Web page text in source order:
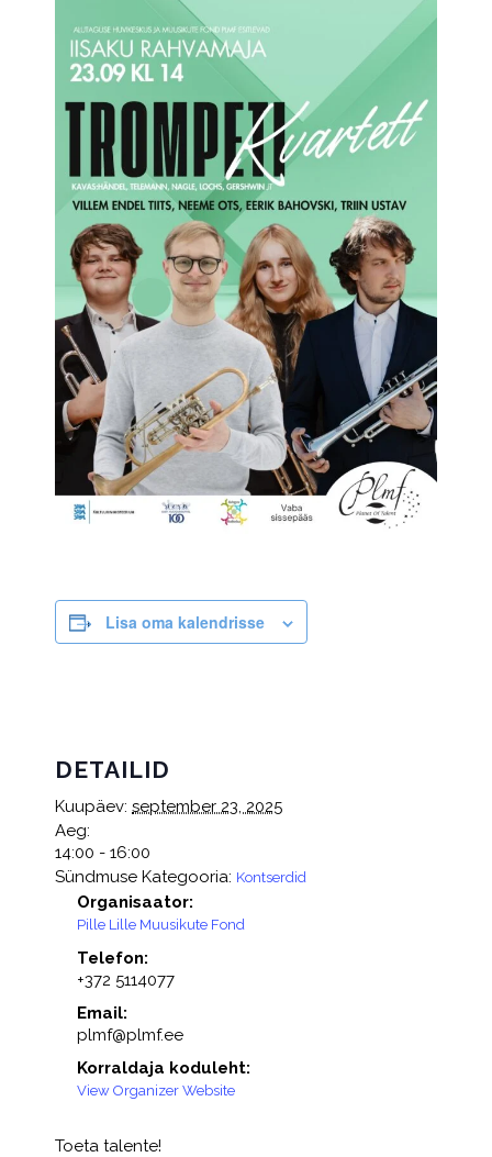
Lisa oma kalendrisse
DETAILID
Kuupäev: september 23, 2025
Aeg:
14:00 - 16:00
Sündmuse Kategooria: Kontserdid
Organisaator:
Pille Lille Muusikute Fond
Telefon:
+372 5114077
Email:
plmf@plmf.ee
Korraldaja koduleht:
View Organizer Website
Toeta talente!